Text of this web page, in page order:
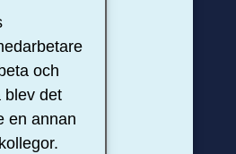
och
blev det
en annan